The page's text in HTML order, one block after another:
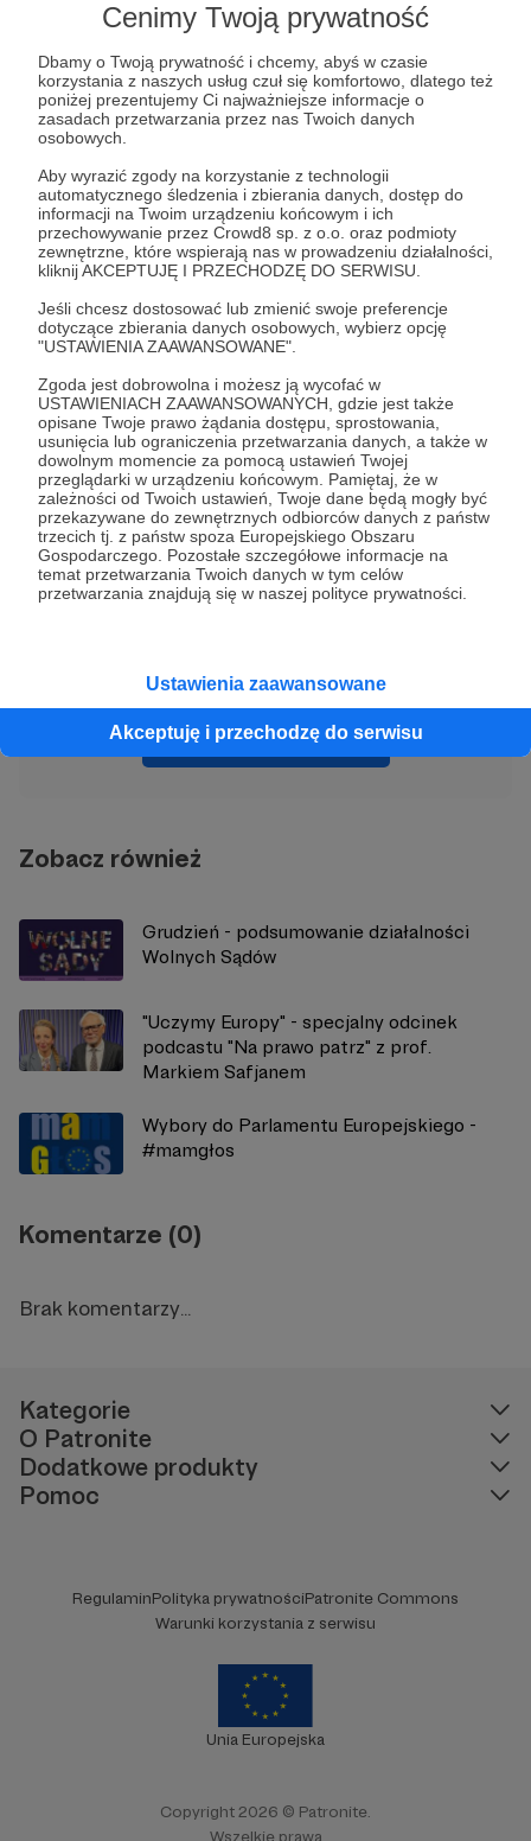
Cenimy Twoją prywatność
Dbamy o Twoją prywatność i chcemy, abyś w czasie
korzystania z naszych usług czuł się komfortowo, dlatego też
poniżej prezentujemy Ci najważniejsze informacje o
zasadach przetwarzania przez nas Twoich danych
osobowych.
Aby wyrazić zgody na korzystanie z technologii
automatycznego śledzenia i zbierania danych, dostęp do
informacji na Twoim urządzeniu końcowym i ich
przechowywanie przez Crowd8 sp. z o.o. oraz podmioty
zewnętrzne, które wspierają nas w prowadzeniu działalności,
kliknij AKCEPTUJĘ I PRZECHODZĘ DO SERWISU.
Jeśli chcesz dostosować lub zmienić swoje preferencje
dotyczące zbierania danych osobowych, wybierz opcję
"USTAWIENIA ZAAWANSOWANE".
Zgoda jest dobrowolna i możesz ją wycofać w
USTAWIENIACH ZAAWANSOWANYCH, gdzie jest także
opisane Twoje prawo żądania dostępu, sprostowania,
usunięcia lub ograniczenia przetwarzania danych, a także w
dowolnym momencie za pomocą ustawień Twojej
przeglądarki w urządzeniu końcowym. Pamiętaj, że w
zależności od Twoich ustawień, Twoje dane będą mogły być
przekazywane do zewnętrznych odbiorców danych z państw
trzecich tj. z państw spoza Europejskiego Obszaru
Gospodarczego. Pozostałe szczegółowe informacje na
temat przetwarzania Twoich danych w tym celów
przetwarzania znajdują się w naszej polityce prywatności.
Ustawienia zaawansowane
Akceptuję i przechodzę do serwisu
Zachęcamy do pobierania, korzystania i
przekazywania szkołom, które Państwo znają.
Podręcznik można pobrać tutaj:
https://wolnesady.org/podrecznik-
edukacyjny-uczymy-sie-europy-czyli-
wspolnie-tworzymy-lekcje-o-unii-
europejskiej/
naszych mediach społecznościowych.
Serdecznie dziękujemy prof. INP PAN dr hab.
Maciejowi Taborowskiemu za recenzję
merytoryczną naszej publikacji.
Udostępnij
Fundacja Wolne Sądy
Zobacz profil autora
Zobacz również
Grudzień - podsumowanie działalności
Wolnych Sądów
"Uczymy Europy" - specjalny odcinek
podcastu "Na prawo patrz" z prof.
Markiem Safjanem
Wybory do Parlamentu Europejskiego -
#mamgłos
Komentarze (0)
Brak komentarzy...
Kategorie
O Patronite
Dodatkowe produkty
Pomoc
RegulaminPolityka prywatnościPatronite Commons
Warunki korzystania z serwisu
Unia Europejska
Copyright 2026 © Patronite.
Wszelkie prawa